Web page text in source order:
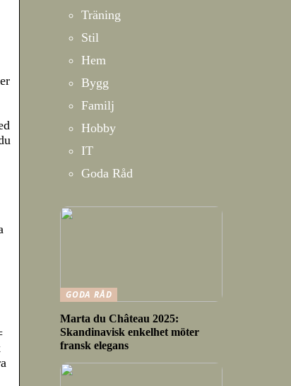
Träning
Stil
Hem
Bygg
Familj
Hobby
IT
Goda Råd
GODA RÅD
Marta du Château 2025:
Skandinavisk enkelhet möter
fransk elegans